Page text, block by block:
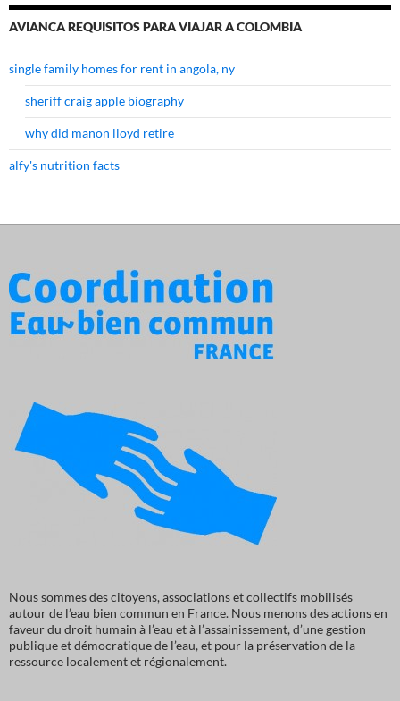
AVIANCA REQUISITOS PARA VIAJAR A COLOMBIA
single family homes for rent in angola, ny
sheriff craig apple biography
why did manon lloyd retire
alfy's nutrition facts
Nous sommes des citoyens, associations et collectifs mobilisés
autour de l’eau bien commun en France. Nous menons des actions en
faveur du droit humain à l’eau et à l’assainissement, d’une gestion
publique et démocratique de l’eau, et pour la préservation de la
ressource localement et régionalement.